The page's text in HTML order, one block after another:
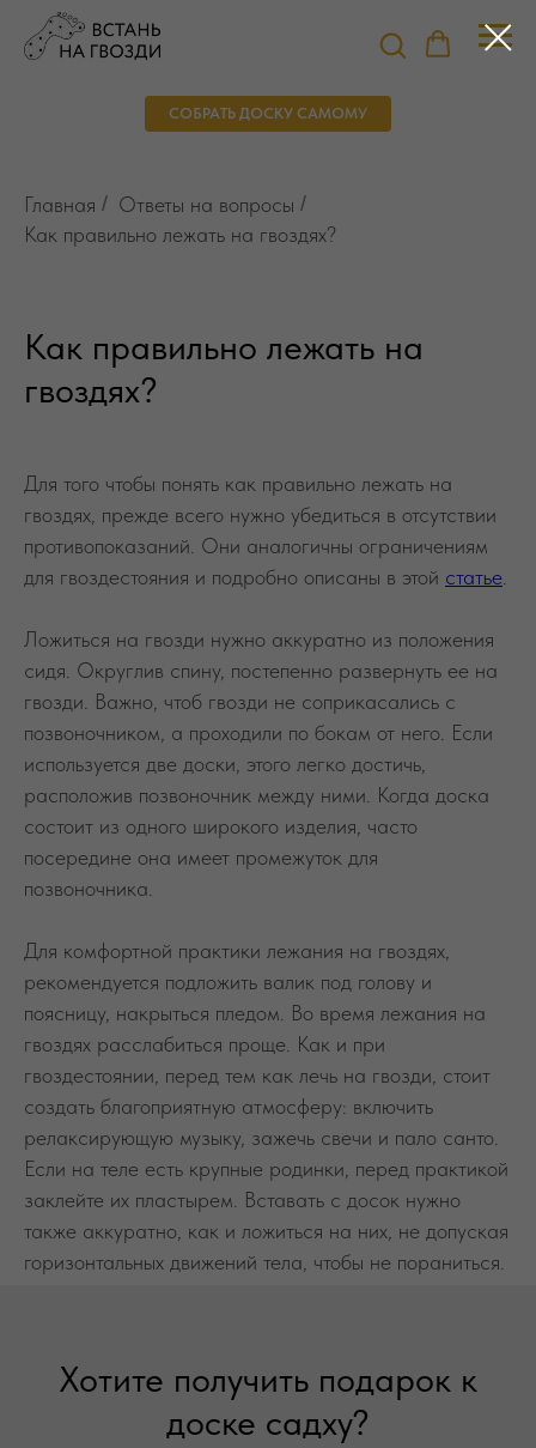
СОБРАТЬ ДОСКУ САМОМУ
Главная / Ответы на вопросы /
Как правильно лежать на гвоздях?
Как правильно лежать на
гвоздях?
Для того чтобы понять как правильно лежать на
гвоздях, прежде всего нужно убедиться в отсутствии
противопоказаний. Они аналогичны ограничениям
для гвоздестояния и подробно описаны в этой статье
Ложиться на гвозди нужно аккуратно из положения
сидя. Округлив спину, постепенно развернуть ее на
гвозди. Важно, чтоб гвозди не соприкасались с
позвоночником, а проходили по бокам от него. Если
используется две доски, этого легко достичь,
расположив позвоночник между ними. Когда доска
состоит из одного широкого изделия, часто
посередине она имеет промежуток для
позвоночника.
Для комфортной практики лежания на гвоздях,
рекомендуется подложить валик под голову и
поясницу, накрыться пледом. Во время лежания на
гвоздях расслабиться проще. Как и при
гвоздестоянии, перед тем как лечь на гвозди, стоит
создать благоприятную атмосферу: включить
релаксирующую музыку, зажечь свечи и пало санто.
Если на теле есть крупные родинки, перед практикой
заклейте их пластырем. Вставать с досок нужно
также аккуратно, как и ложиться на них, не допуская
горизонтальных движений тела, чтобы не пораниться.
Хотите получить подарок к
доске садху?